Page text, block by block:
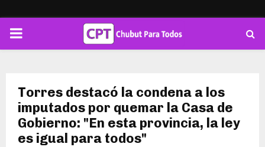
PRIMARY
Torres destacó la condena a los
imputados por quemar la Casa de
Gobierno: "En esta provincia, la ley
es igual para todos"